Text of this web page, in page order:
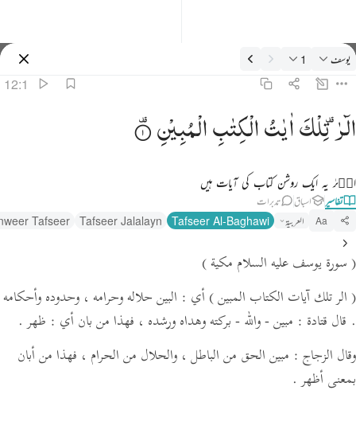
تفسیر: يوسف 12:1
يوسف 1
12:1
الر تلك ايات الكتاب المبين ١
الٓر ۚ تِلْكَ ءَايَـٰتُ ٱلْكِتَـٰبِ ٱلْمُبِينِ ١
الٓرٰ ۫تِلْكَاٰیٰتُالْكِتٰبِالْمُبِیْنِ
الۗرٰ یہ ایک روشن کتاب کی آیات ہیں
تفاسیر اسباق تدبرات
Aa العربية Tafseer Al-Baghawi
Tafseer Jalalayn
Tafseer
( سورة يوسف عليه السلام مكية )
( الر تلك آيات الكتاب المبين ) أي : البين حلاله وحرامه ، وحدوده وأحكامه
. قال قتادة : مبين - والله - بركته وهداه ورشده ، فهذا من بان أي : ظهر .
وقال الزجاج : مبين الحق من الباطل ، والحلال من الحرام ، فهذا من أبان
بمعنى أظهر .